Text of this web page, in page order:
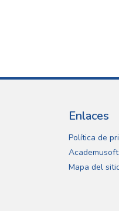
Enlaces
Política de
Academusoft
Mapa del